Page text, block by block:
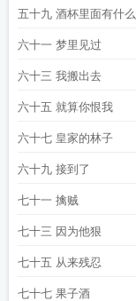
五十九 酒杯里面有什么
六十一 梦里见过
六十三 我搬出去
六十五 就算你恨我
六十七 皇家的林子
六十九 接到了
七十一 擒贼
七十三 因为他狠
七十五 从来残忍
七十七 果子酒